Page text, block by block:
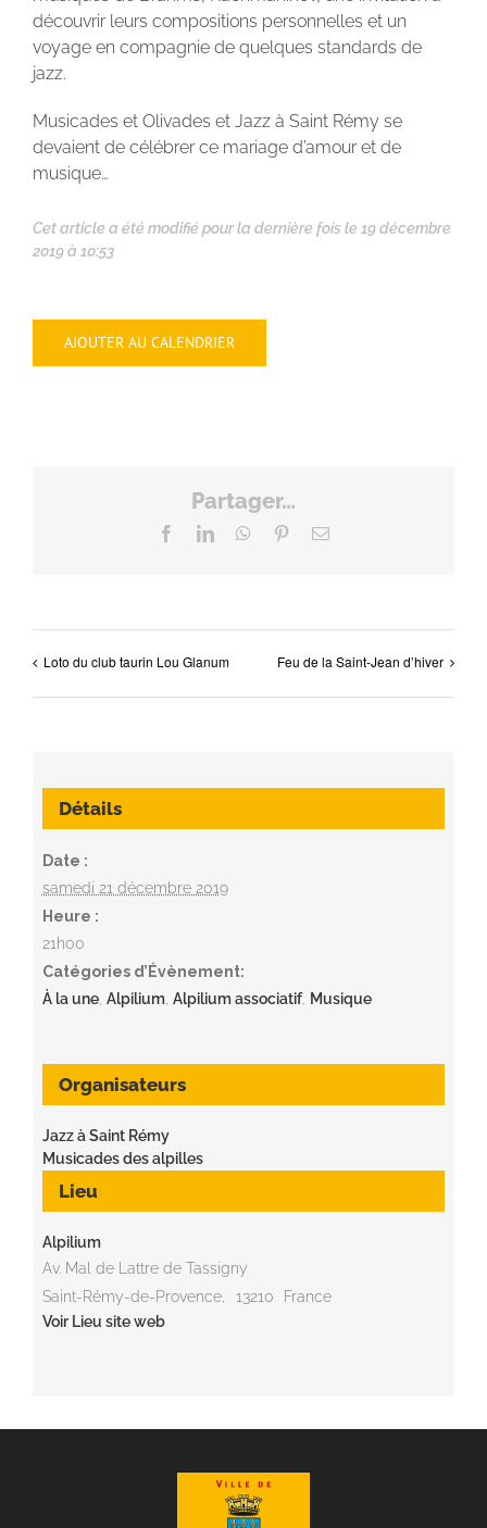
découvrir leurs compositions personnelles et un
voyage en compagnie de quelques standards de
jazz.
Musicades et Olivades et Jazz à Saint Rémy se
devaient de célébrer ce mariage d’amour et de
musique…
Cet article a été modifié pour la dernière fois le 19 décembre
2019 à 10:53
AJOUTER AU CALENDRIER
Partager…
FacebookLinkedInWhatsApp
PinterestEmail
Loto du club taurin Lou Glanum Feu de la Saint-Jean d’hiver
Détails
Date :
samedi 21 décembre 2019
Heure :
21h00
Catégories d’Évènement:
À la une, Alpilium, Alpilium associatif, Musique
Lieu
Alpilium
Av. Mal de Lattre de Tassigny
Saint-Rémy-de-Provence, 13210
France
Voir Lieu site web
Organisateurs
Jazz à Saint Rémy
Musicades des alpilles